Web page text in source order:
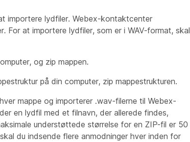
importere lydfiler. Webex-kontaktcenter
For at importere lydfiler, som er i WAV-format, skal
og zip mappen.
på din computer, zip mappestrukturen.
mappe og importerer .wav-filerne til Webex-
en lydfil med et filnavn, der allerede findes,
understøttede størrelse for en ZIP-fil er 50
du indsende flere anmodninger hver inden for